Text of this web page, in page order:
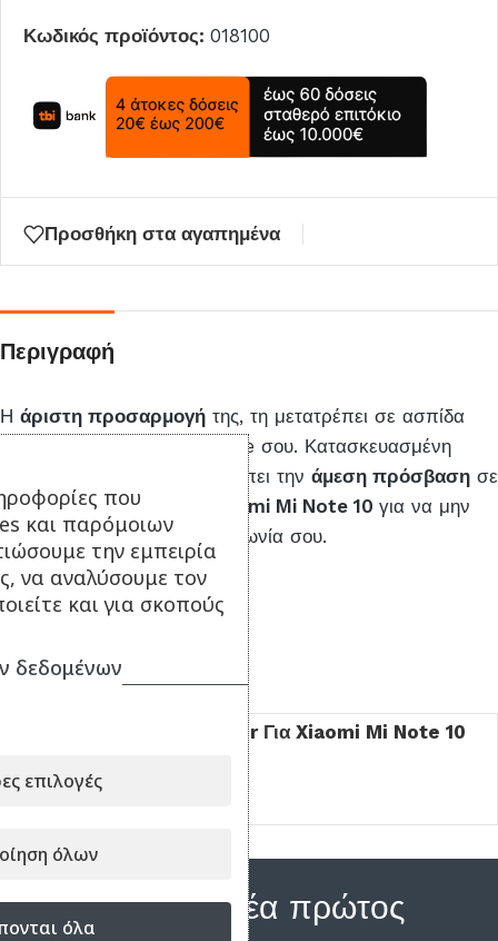
Κωδικός προϊόντος: 018100
Προσθήκη στα αγαπημένα
Περιγραφή
Η άριστη προσαρμογή της, τη μετατρέπει σε ασπίδα
προστασίας του smartphone σου. Κατασκευασμένη
, επιτρέπει την άμεση πρόσβαση σε
όλες τις λειτουργίες του
Xiaomi Mi Note 10 για να μην
εμποδίζει τίποτα την επικοινωνία σου.
Είδατε πρόσφατα
Θήκη Back Cover Για Xiaomi Mi Note 10
Μάθε τα νέα πρώτος
που
και παρόμοιων
την εμπειρία
να αναλύσουμε τον
και για σκοπούς
δεδομένων
επιλογές
όλων
όλα